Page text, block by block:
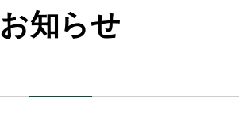
お知らせ